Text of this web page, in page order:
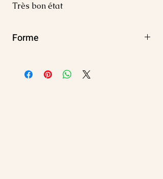
Très bon état
Forme